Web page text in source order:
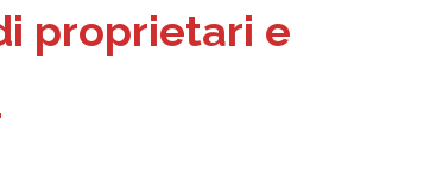
proprietari e